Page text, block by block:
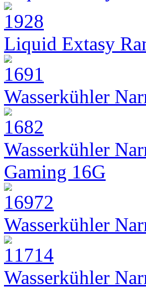
Liquid Extasy
Wasserkühler
Wasserkühler
Gaming 16G
Wasserkühler
Wasserkühler